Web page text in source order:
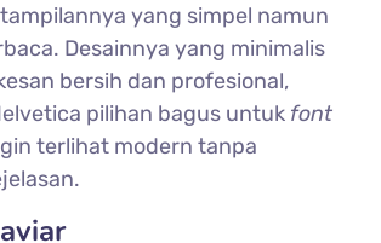
yang simpel namun
Desainnya yang minimalis
bersih dan profesional,
pilihan bagus untuk font
terlihat modern tanpa